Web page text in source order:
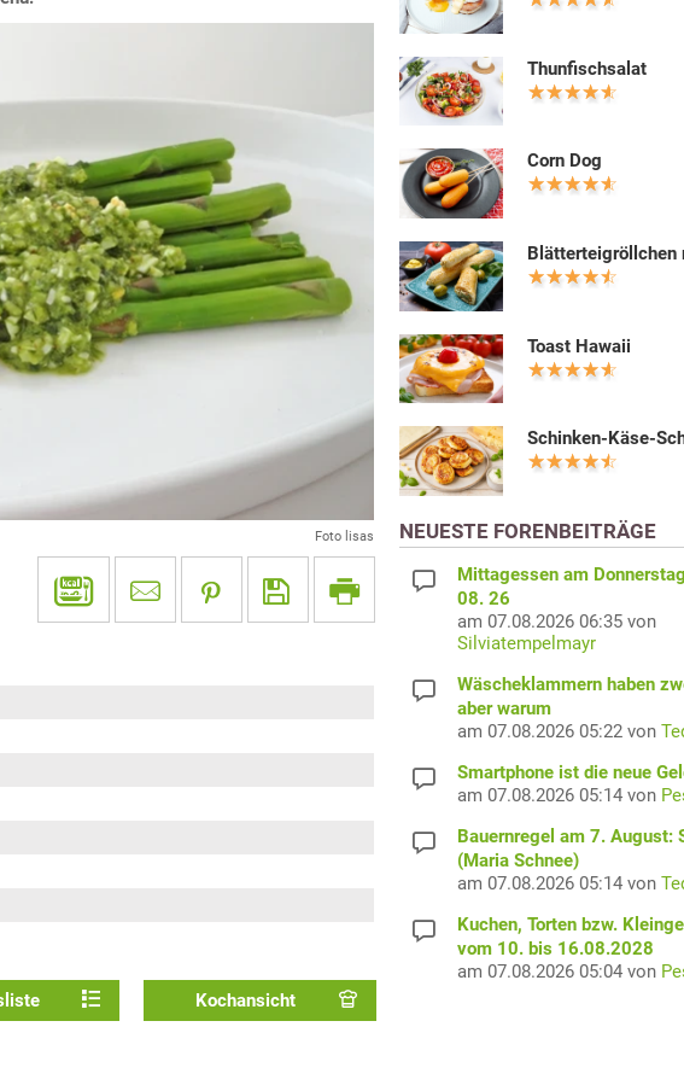
Foto lisas
Kochansicht
Thunfischsalat
Corn Dog
Blätterteigröllchen
Toast Hawaii
Schinken-Käse-
NEUESTE FORENBEITRÄGE
Mittagessen am
08. 26
am 07.08.2026 06:35 von
Silviatempelmayr
Wäscheklammern haben
aber warum
am 07.08.2026 05:22 von
Smartphone ist die neue
am 07.08.2026 05:14 von
Bauernregel am 7. August:
(Maria Schnee)
am 07.08.2026 05:14 von
Kuchen, Torten bzw.
vom 10. bis 16.08.2028
am 07.08.2026 05:04 von